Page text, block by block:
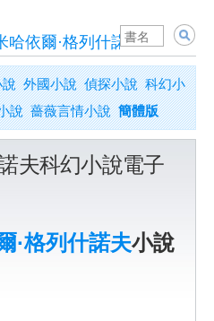
哈依爾·格列什諾夫
說 外國小說 偵探小說 科幻小
說 薔薇言情小說 簡體版
夫科幻小說電子
·格列什諾夫小說